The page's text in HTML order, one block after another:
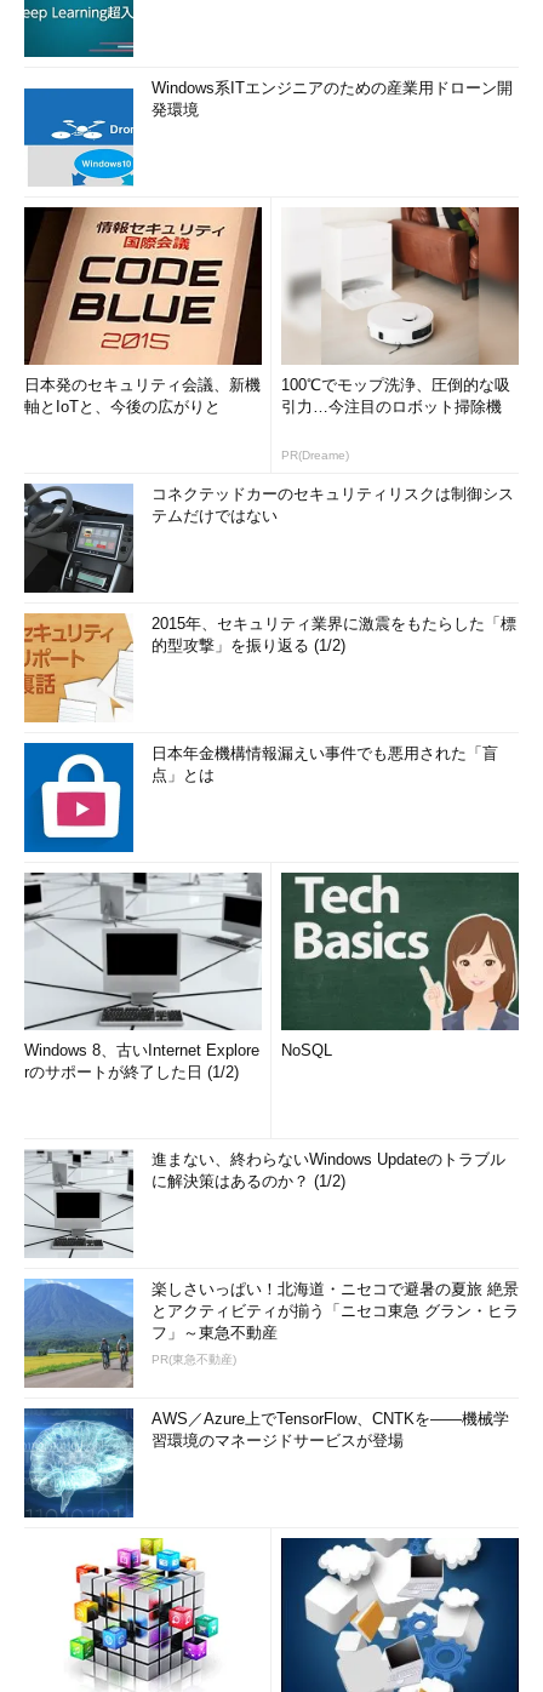
Windows系ITエンジニアのための産業用ドローン開
発環境
日本発のセキュリティ会議、新機
軸とIoTと、今後の広がりと
100℃でモップ洗浄、圧倒的な吸
引力…今注目のロボット掃除機
PR(Dreame)
コネクテッドカーのセキュリティリスクは制御シス
テムだけではない
2015年、セキュリティ業界に激震をもたらした「標
的型攻撃」を振り返る (1/2)
日本年金機構情報漏えい事件でも悪用された「盲
点」とは
Windows 8、古いInternet Explore
rのサポートが終了した日 (1/2)
NoSQL
進まない、終わらないWindows Updateのトラブル
に解決策はあるのか？ (1/2)
楽しさいっぱい！北海道・ニセコで避暑の夏旅 絶景
とアクティビティが揃う「ニセコ東急 グラン・ヒラ
フ」～東急不動産
PR(東急不動産)
AWS／Azure上でTensorFlow、CNTKを――機械学
習環境のマネージドサービスが登場